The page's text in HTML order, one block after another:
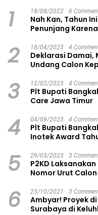
1 18/08/2022 6
Nah Kan, Tahun
Penunjang
2 18/04/2023 4
Deklarasi Damai,
Undang Calon
3 12/02/2023 4
Plt Bupati
Care Jawa Timur
4 04/09/2023 4
Plt Bupati
Inotek Award
5 29/03/2023 3
P2KD
Nomor Urut
6 23/10/2021 3
Ambyar! Proyek
Surabaya di